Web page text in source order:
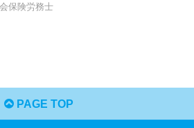
保険労務士
PAGE TOP